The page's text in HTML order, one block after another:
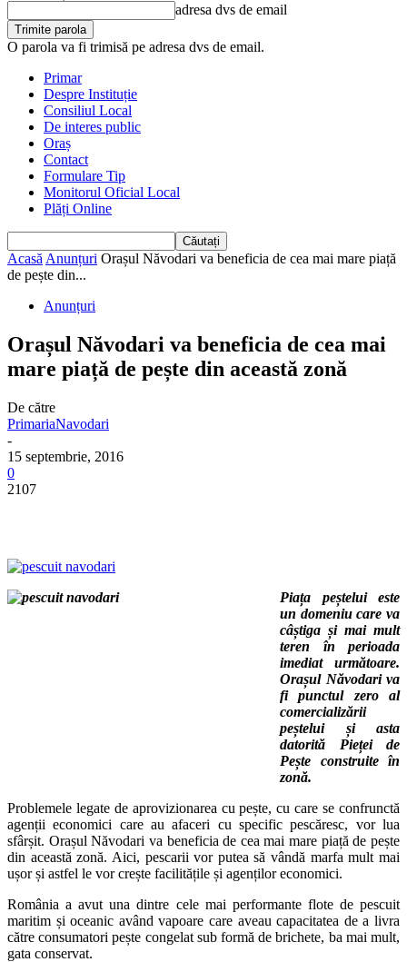
adresa dvs de email
O parola va fi trimisă pe adresa dvs de email.
Primar
Despre Instituție
Consiliul Local
De interes public
Oraș
Contact
Formulare Tip
Monitorul Oficial Local
Plăți Online
Acasă Anunțuri Orașul Năvodari va beneficia de cea mai mare piață
de pește din...
Anunțuri
Orașul Năvodari va beneficia de cea mai
mare piață de pește din această zonă
De către
PrimariaNavodari
-
15 septembrie, 2016
0
2107
Piața peștelui este
un domeniu care va
câștiga și mai mult
teren în perioada
imediat următoare.
Orașul Năvodari va
fi punctul zero al
comercializării
peștelui și asta
datorită Pieței de
Pește construite în
zonă.
Problemele legate de aprovizionarea cu pește, cu care se confrunctă
agenții economici care au afaceri cu specific pescăresc, vor lua
sfârșit. Orașul Năvodari va beneficia de cea mai mare piață de pește
din această zonă. Aici, pescarii vor putea să vândă marfa mult mai
ușor și astfel le vor crește facilitățile și agenților economici.
România a avut una dintre cele mai performante flote de pescuit
maritim și oceanic având vapoare care aveau capacitatea de a livra
către consumatori pește congelat sub formă de brichete, ba mai mult,
gata conservat.